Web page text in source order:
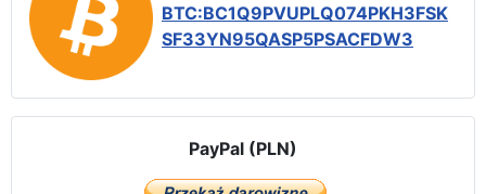
BTC:BC1Q9PVUPLQ074PKH3FSK
SF33YN95QASP5PSACFDW3
PayPal (PLN)